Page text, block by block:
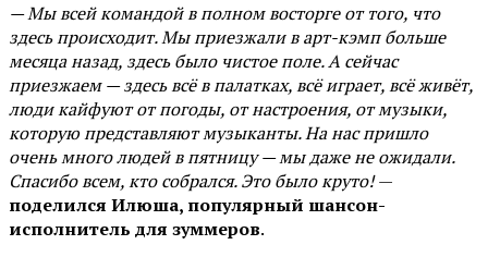
— Мы всей командой в полном восторге от того, что
здесь происходит. Мы приезжали в арт-кэмп больше
месяца назад, здесь было чистое поле. А сейчас
приезжаем — здесь всё в палатках, всё играет, всё живёт,
люди кайфуют от погоды, от настроения, от музыки,
которую представляют музыканты. На нас пришло
очень много людей в пятницу — мы даже не ожидали.
Спасибо всем, кто собрался. Это было круто!—
поделился Илюша, популярный шансон-
исполнитель для зуммеров.